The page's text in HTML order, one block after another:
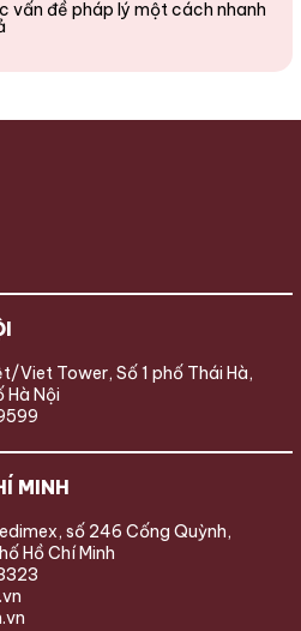
vấn đề pháp lý một cách nhanh
Viet Tower, Số 1 phố Thái Hà,
Hà Nội
MINH
số 246 Cống Quỳnh,
Hồ Chí Minh